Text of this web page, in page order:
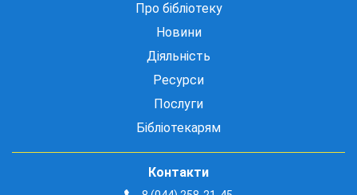
Про бібліотеку
Новини
Діяльність
Ресурси
Послуги
Бібліотекарям
Контакти